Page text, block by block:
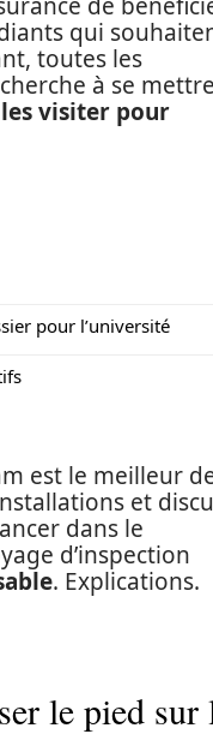
qui
toutes les
à se
visiter pour
pour l’université
est le meilleur
et
dans le
d’inspection
. Explications.
le pied sur